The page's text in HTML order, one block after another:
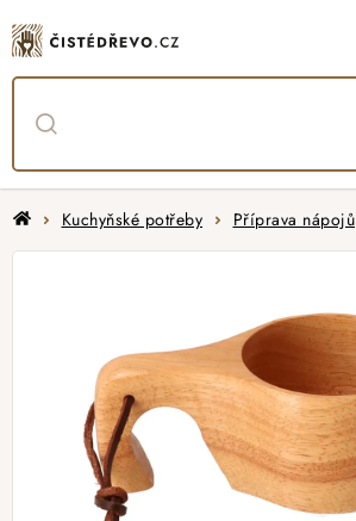
na
obsah
DomůKuchyňské potřeby Příprava nápojů